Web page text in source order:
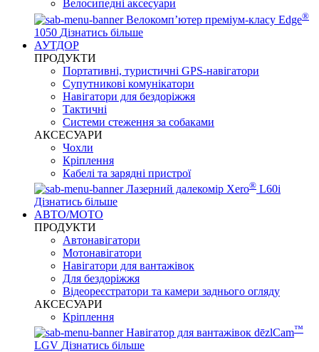
Велосипедні аксесуари
Велокомп’ютер преміум-класу Edge®
1050 Дізнатись більше
АУТДОР
ПРОДУКТИ
Портативні, туристичні GPS-навігатори
Супутникові комунікатори
Навігатори для бездоріжжя
Тактичні
Системи стеження за собаками
АКСЕСУАРИ
Чохли
Кріплення
Кабелі та зарядні пристрої
Лазерний далекомір Xero® L60i
Дізнатись більше
АВТО/МОТО
ПРОДУКТИ
Автонавігатори
Мотонавігатори
Навігатори для вантажівок
Для бездоріжжя
Відеореєстратори та камери заднього огляду
АКСЕСУАРИ
Кріплення
Навігатор для вантажівок dēzlCam™
LGV Дізнатись більше